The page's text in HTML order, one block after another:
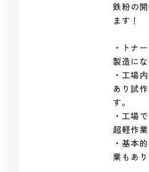
鉄粉の
ます！
・トナ
製造にな
・工場
あり試
す。
・工場
超軽作業
・基本
業もあり